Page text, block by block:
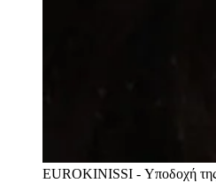
EUROKINISSI - Υποδοχή